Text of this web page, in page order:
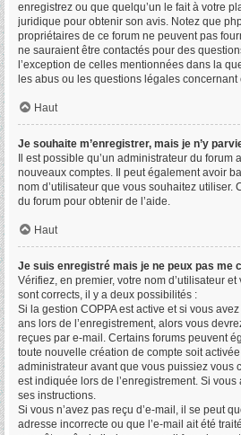
enregistrez ou que quelqu’un le fait à votre
juridique pour obtenir son avis. Notez que
propriétaires de ce forum ne peuvent pas
ne sauraient être contactés pour des
l’exception de celles mentionnées dans la
les abus ou les questions légales concernant
Haut
Je souhaite m’enregistrer, mais je n’y
Il est possible qu’un administrateur du forum
nouveaux comptes. Il peut également avoir
nom d’utilisateur que vous souhaitez utiliser.
du forum pour obtenir de l’aide.
Haut
Je suis enregistré mais je ne peux pas me
Vérifiez, en premier, votre nom d’utilisateur et
sont corrects, il y a deux possibilités :
Si la gestion COPPA est active et si vous
ans lors de l’enregistrement, alors vous
reçues par e-mail. Certains forums peuvent
toute nouvelle création de compte soit
administrateur avant que vous puissiez vous
est indiquée lors de l’enregistrement. Si
ses instructions.
Si vous n’avez pas reçu d’e-mail, il se peut
adresse incorrecte ou que l’e-mail ait été